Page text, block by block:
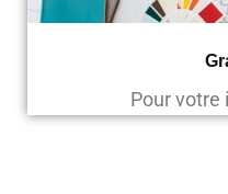
Pour votre